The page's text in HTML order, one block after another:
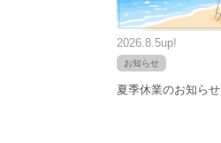
2026.8.5up!
お知らせ
夏季休業のお知らせ